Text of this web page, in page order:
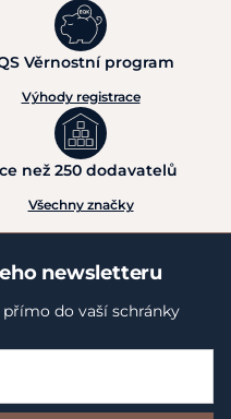
Věrnostní program
Výhody registrace
než 250 dodavatelů
Všechny značky
newsletteru
do vaší schránky